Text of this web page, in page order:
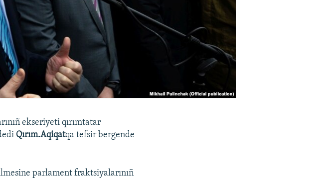
ekseriyeti qırımtatar
Qırım.Aqiqatqa tefsir bergende
parlament fraktsiyalarınıñ